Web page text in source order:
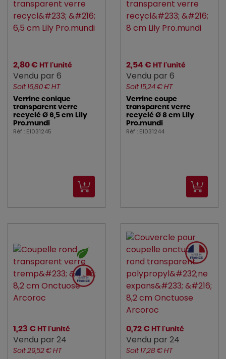
2,80 € HT l'unité
Vendu par 6
Soit 16,80 € HT
Verrine conique
transparent verre
recyclé Ø 6,5 cm Lily
Pro.mundi
Réf : E1031245
2,54 € HT l'unité
Vendu par 6
Soit 15,24 € HT
Verrine coupe
transparent verre
recyclé Ø 8 cm Lily
Pro.mundi
Réf : E1031244
1,23 € HT l'unité
Vendu par 24
Soit 29,52 € HT
0,72 € HT l'unité
Vendu par 24
Soit 17,28 € HT